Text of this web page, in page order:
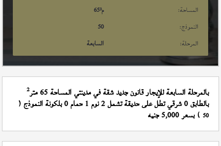
المساحة:
65م²
النموذج:
50
المرحلة:
السابعة
بالمرحلة السابعة للإيجار قانون جديد شقة في مدينتي المساحة 65 متر 2
بالطابق 0 شرقي تطل على حديقة تشمل 2 نوم 1 حمام 0 بلكونة النموذج (
50 ) بسعر 5,000 جنيه